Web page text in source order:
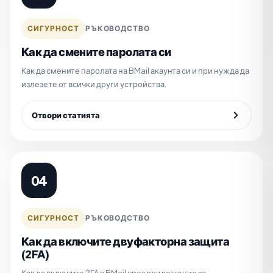
СИГУРНОСТ РЪКОВОДСТВО
Как да смените паролата си
Как да смените паролата на BMail акаунта си и при нужда да
излезете от всички други устройства.
Отвори статията
04
СИГУРНОСТ РЪКОВОДСТВО
Как да включите двуфакторна защита
(2FA)